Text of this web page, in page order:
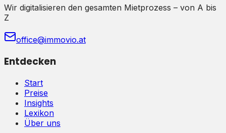
Wir digitalisieren den gesamten Mietprozess – von A bis
Z
office@immovio.at
Entdecken
Start
Preise
Insights
Lexikon
Über uns